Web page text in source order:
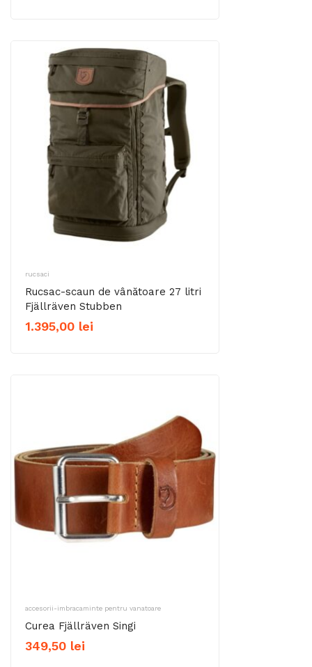
rucsaci
Rucsac-scaun de vânătoare 27 litri
Fjällräven Stubben
1.395,00 lei
accesorii-imbracaminte pentru vanatoare
Curea Fjällräven Singi
349,50 lei